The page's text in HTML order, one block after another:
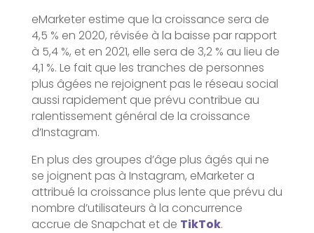
eMarketer estime que la croissance sera de
4,5 % en 2020, révisée à la baisse par rapport
à 5,4 %, et en 2021, elle sera de 3,2 % au lieu de
4,1 %. Le fait que les tranches de personnes
plus âgées ne rejoignent pas le réseau social
aussi rapidement que prévu contribue au
ralentissement général de la croissance
d’Instagram.
En plus des groupes d’âge plus âgés qui ne
se joignent pas à Instagram, eMarketer a
attribué la croissance plus lente que prévu du
nombre d’utilisateurs à la concurrence
accrue de Snapchat et de TikTok.